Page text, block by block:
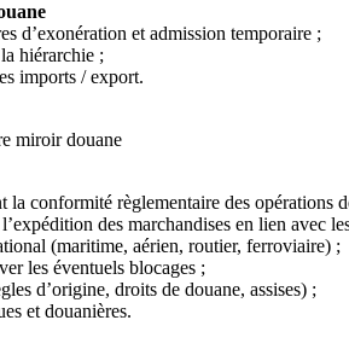
d’exonération et admission temporaire ;
hiérarchie ;
imports / export.
miroir douane
conformité règlementaire des opérations
des marchandises en lien avec
(maritime, aérien, routier, ferroviaire) ;
les éventuels blocages ;
d’origine, droits de douane, assises) ;
et douanières.